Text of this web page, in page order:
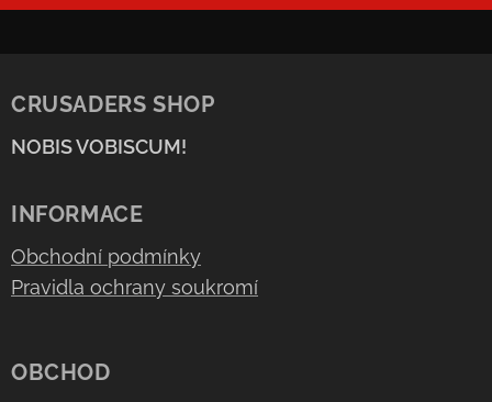
CRUSADERS SHOP
NOBIS VOBISCUM!
INFORMACE
Obchodní podmínky
Pravidla ochrany soukromí
OBCHOD